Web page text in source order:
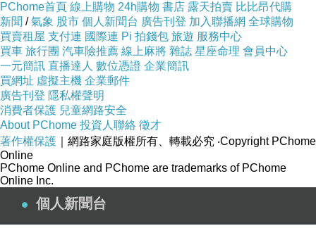
PChome首頁 線上購物 24h購物 書店 露天拍賣 比比昂代購
新聞 /氣象 股市 個人新聞台 廣告刊登 加入聯播網 全球購物
買賣租屋 支付連 國際連 Pi 拍錢包 旅遊 服務中心
買車 旅行團 汽車險推薦 線上麻將 雜誌 星座命理 會員中心
一元簡訊 直播達人 數位憑證 企業簡訊
買網址 虛擬主機 企業郵件
廣告刊登 隱私權聲明
消費者保護 兒童網路安全
About PChome 投資人聯絡 徵才
著作權保護 ｜網路家庭版權所有、轉載必究 ‧Copyright PChome
Online
PChome Online and PChome are trademarks of PChome
Online Inc.
個人新聞台